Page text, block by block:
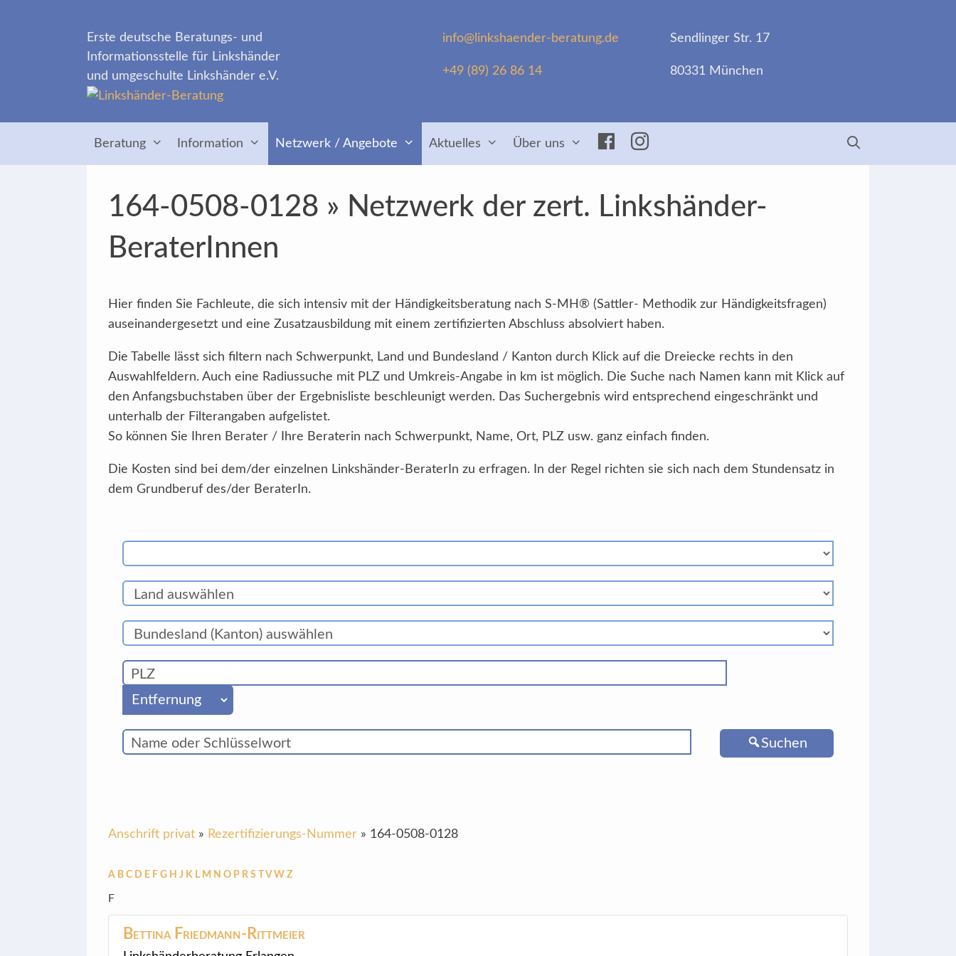
info@linkshaender-beratung.de
+49 (89) 26 86 14
Sendlinger Str. 17
80331 München
Erste deutsche Beratungs- und
Informationsstelle für Linkshänder
und umgeschulte Linkshänder e.V.
Beratung Information Netzwerk / Angebote Aktuelles Über uns Facebook
Insta
164-0508-0128 » Netzwerk der zert. Linkshänder-
BeraterInnen
Hier finden Sie Fachleute, die sich intensiv mit der Händigkeitsberatung nach S-MH® (Sattler- Methodik zur Händigkeitsfragen)
auseinandergesetzt und eine Zusatzausbildung mit einem zertifizierten Abschluss absolviert haben.
Die Tabelle lässt sich filtern nach Schwerpunkt, Land und Bundesland / Kanton durch Klick auf die Dreiecke rechts in den
Auswahlfeldern. Auch eine Radiussuche mit PLZ und Umkreis-Angabe in km ist möglich. Die Suche nach Namen kann mit Klick auf
den Anfangsbuchstaben über der Ergebnisliste beschleunigt werden. Das Suchergebnis wird entsprechend eingeschränkt und
unterhalb der Filterangaben aufgelistet.
So können Sie Ihren Berater / Ihre Beraterin nach Schwerpunkt, Name, Ort, PLZ usw. ganz einfach finden.
Die Kosten sind bei dem/der einzelnen Linkshänder-BeraterIn zu erfragen. In der Regel richten sie sich nach dem Stundensatz in
dem Grundberuf des/der BeraterIn.
Suchen
Anschrift privat » Rezertifizierungs-Nummer » 164-0508-0128
A B C D E F G H J K L M N O P R S V W Z
F
Bettina Friedmann-Rittmeier